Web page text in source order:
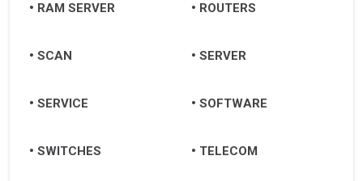
RAM SERVER ROUTERS
SCAN SERVER
SERVICE SOFTWARE
SWITCHES TELECOM